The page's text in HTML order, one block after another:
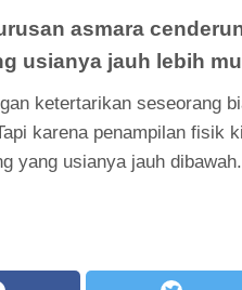
asmara
usianya jauh lebih
ketertarikan seseorang
karena penampilan fisik
yang usianya jauh dibawah.